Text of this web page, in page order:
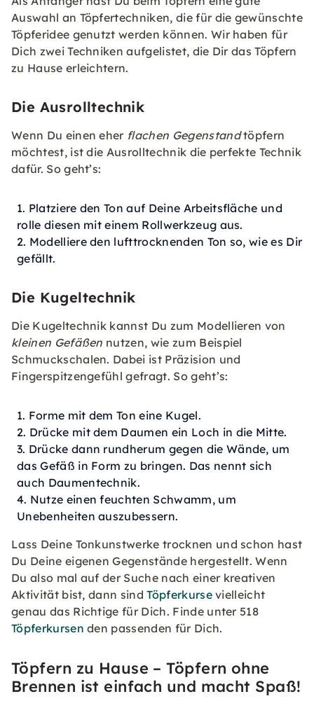
Auswahl an Töpfertechniken, die für die gewünschte
Töpferidee genutzt werden können. Wir haben für
Dich zwei Techniken aufgelistet, die Dir das Töpfern
zu Hause erleichtern.
Die Ausrolltechnik
Wenn Du einen eher flachen Gegenstandtöpfern
möchtest, ist die Ausrolltechnik die perfekte Technik
dafür. So geht’s:
Platziere den Ton auf Deine Arbeitsfläche und
rolle diesen mit einem Rollwerkzeug aus.
Modelliere den lufttrocknenden Ton so, wie es Dir
gefällt.
Die Kugeltechnik
Die Kugeltechnik kannst Du zum Modellieren von
kleinen Gefäßen nutzen, wie zum Beispiel
Schmuckschalen. Dabei ist Präzision und
Fingerspitzengefühl gefragt. So geht’s:
Forme mit dem Ton eine Kugel.
Drücke mit dem Daumen ein Loch in die Mitte.
Drücke dann rundherum gegen die Wände, um
das Gefäß in Form zu bringen. Das nennt sich
auch Daumentechnik.
Nutze einen feuchten Schwamm, um
Unebenheiten auszubessern.
Lass Deine Tonkunstwerke trocknen und schon hast
Du Deine eigenen Gegenstände hergestellt. Wenn
Du also mal auf der Suche nach einer kreativen
Aktivität bist, dann sindTöpferkursevielleicht
genau das Richtige für Dich. Finde unter 518
Töpferkursen den passenden für Dich.
Töpfern zu Hause – Töpfern ohne
Brennen ist einfach und macht Spaß!